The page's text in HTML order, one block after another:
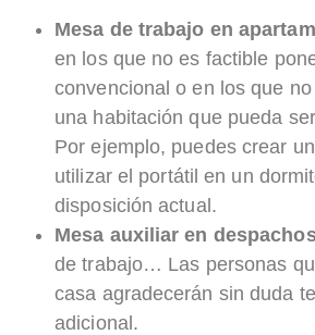
­Mesa de trabajo en
en los que no es factible
convencional o en los que
una habitación que pueda
Por ejemplo, puedes crear
utilizar el portátil en un
disposición actual.
­Mesa auxiliar en
de trabajo…​ Las personas
casa agradecerán sin duda
adicional.